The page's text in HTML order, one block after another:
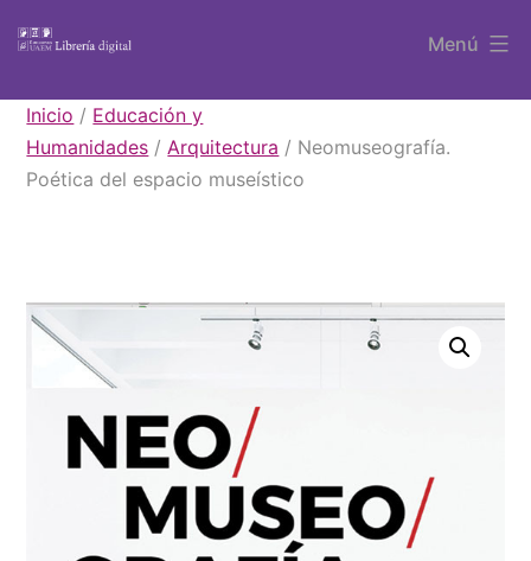
contenido
Libros
UAEM
Menú
Inicio / Educación y
Humanidades /Arquitectura / Neomuseografía.
Poética del espacio museístico